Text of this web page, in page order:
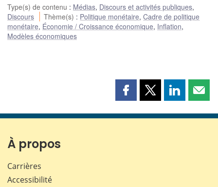
Type(s) de contenu : Médias, Discours et activités publiques,
Discours
Thème(s) : Politique monétaire,Cadre de politique
monétaire, Économie / Croissance économique, Inflation,
Modèles économiques
Partager
page
Partager
page
Partager
page page
À propos
Carrières
Accessibilité